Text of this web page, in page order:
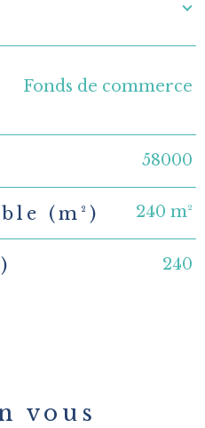
Valeurs
Fonds de commerce
58000
(m²) 240 m²
240
vous